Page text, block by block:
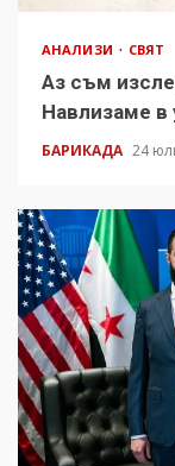
АНАЛИЗИ СВЯТ
Аз съм
Навлизаме в
БАРИКАДА 24